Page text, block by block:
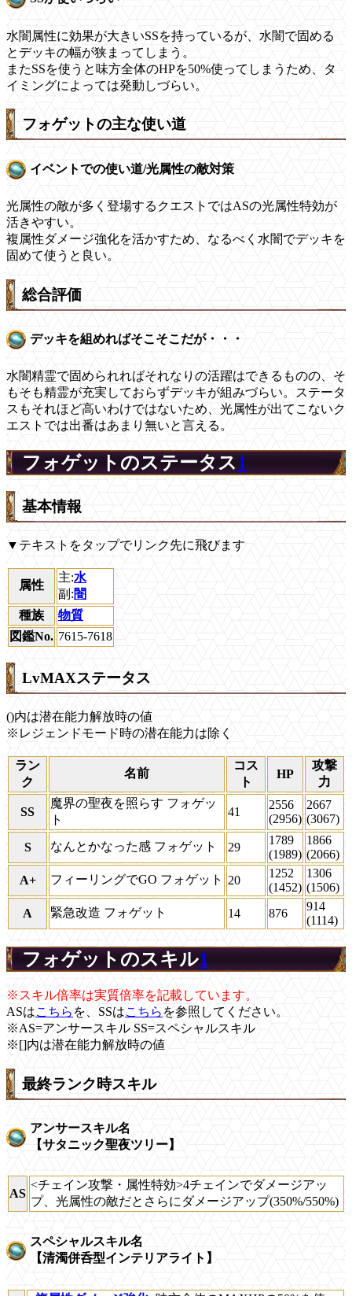
水闇属性に効果が大きいSSを持っているが、水闇で固める
とデッキの幅が狭まってしまう。
またSSを使うと味方全体のHPを50%使ってしまうため、タ
イミングによっては発動しづらい。
フォゲットの主な使い道
イベントでの使い道/光属性の敵対策
光属性の敵が多く登場するクエストではASの光属性特効が
活きやすい。
複属性ダメージ強化を活かすため、なるべく水闇でデッキを
固めて使うと良い。
総合評価
デッキを組めればそこそこだが・・・
水闇精霊で固められればそれなりの活躍はできるものの、そ
もそも精霊が充実しておらずデッキが組みづらい。ステータ
スもそれほど高いわけではないため、光属性が出てこないク
エストでは出番はあまり無いと言える。
フォゲットのステータス1
基本情報
▼テキストをタップでリンク先に飛びます
属性
主:水
副:闇
種族
物質
図鑑No. 7615-7618
LvMAXステータス
()内は潜在能力解放時の値
※レジェンドモード時の潜在能力は除く
ラン
ク
名前
コス
ト
HP
攻撃
力
SS
魔界の聖夜を照らす フォゲッ
ト
41
2556
(2956)
2667
(3067)
S なんとかなった感 フォゲット 29
1789
(1989)
1866
(2066)
A+
フィーリングでGO フォゲット 20
1252
(1452)
1306
(1506)
A
緊急改造 フォゲット 14 876
914
(1114)
フォゲットのスキル1
※スキル倍率は実質倍率を記載しています。
ASはこちら を、SSはこちらを参照してください。
※AS=アンサースキル SS=スペシャルスキル
※[]内は潜在能力解放時の値
最終ランク時スキル
アンサースキル名
【サタニック聖夜ツリー】
AS
<チェイン攻撃・属性特効>4チェインでダメージアッ
プ、光属性の敵だとさらにダメージアップ(350%/550%)
スペシャルスキル名
【清濁併呑型インテリアライト】